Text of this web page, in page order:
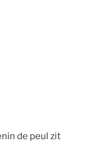
de peul zit